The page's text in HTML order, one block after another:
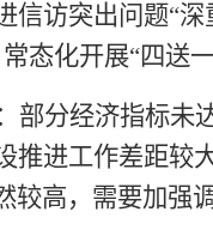
信访突出问题“深
态化开展“四送
部分经济指标未
推进工作差距较
较高，需要加强